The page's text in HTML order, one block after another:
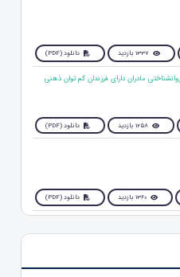
1337 بازدید دانلود (PDF)
1258 بازدید دانلود (PDF)
1360 بازدید دانلود (PDF)